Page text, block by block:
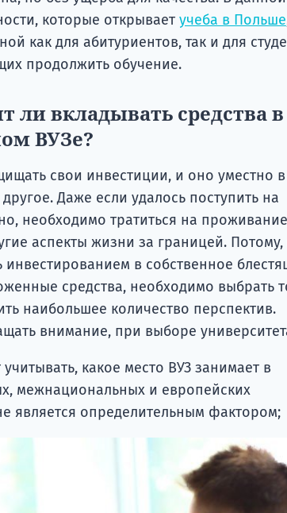
которые открывает учеба в Польше
как для абитуриентов, так и для
продолжить обучение.
ли вкладывать средства в
ВУЗе?
свои инвестиции, и оно уместно в
Даже если удалось поступить на
необходимо тратиться на
аспекты жизни за границей. Потому,
инвестированием в собственное
средства, необходимо выбрать
наибольшее количество перспектив.
внимание, при выборе
какое место ВУЗ занимает в
межнациональных и европейских
является определительным фактором;